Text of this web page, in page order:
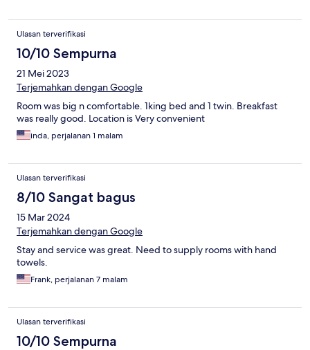
Ulasan terverifikasi
10/10 Sempurna
21 Mei 2023
Terjemahkan dengan Google
Room was big n comfortable. 1king bed and 1 twin. Breakfast
was really good. Location is Very convenient
inda, perjalanan 1 malam
Ulasan terverifikasi
8/10 Sangat bagus
15 Mar 2024
Terjemahkan dengan Google
Stay and service was great. Need to supply rooms with hand
towels.
Frank, perjalanan 7 malam
Ulasan terverifikasi
10/10 Sempurna